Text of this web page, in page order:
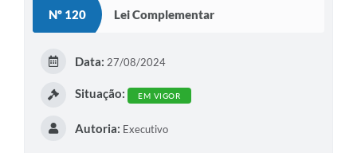
Nº 120 Lei Complementar
Data: 27/08/2024
Situação: EM VIGOR
Autoria: Executivo